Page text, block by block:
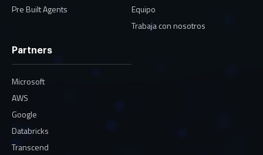
Pre Built Agents
Equipo
Trabaja con nosotros
Partners
Microsoft
AWS
Google
Databricks
Transcend